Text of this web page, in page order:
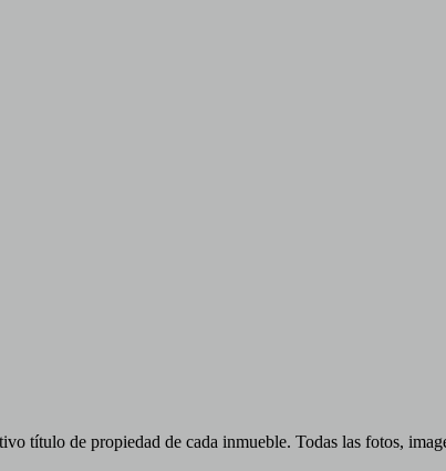
título de propiedad de cada inmueble. Todas las fotos,